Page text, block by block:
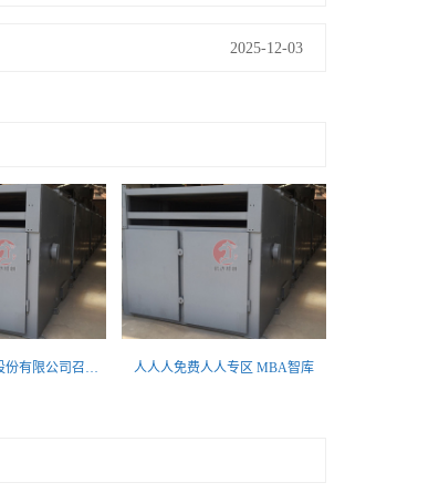
2025-12-03
安徽欧斯福科技股份有限公司召回部分滚筒式干衣机 人人人免费人人专区 MBA智库